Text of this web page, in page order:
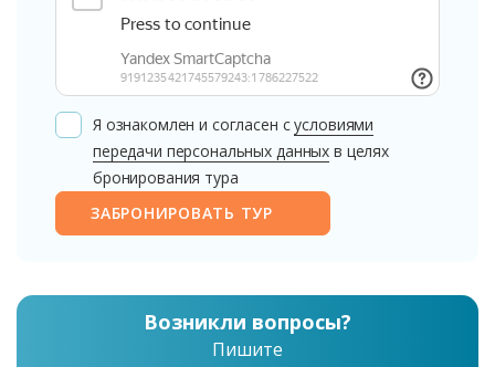
Я ознакомлен и согласен сусловиями
передачи персональных данных в целях
бронирования тура
ЗАБРОНИРОВАТЬ ТУР
Возникли вопросы?
Пишите